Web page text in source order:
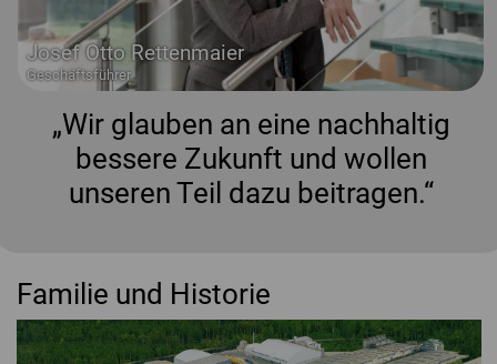
Josef Otto Rettenmaier
Geschäftsführer
„Wir glauben an eine nachhaltig
bessere Zukunft und wollen
unseren Teil dazu beitragen.“
Familie und Historie